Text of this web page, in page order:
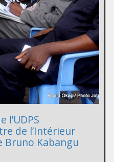
l’UDPS
de l’Intérieur
Bruno Kabangu